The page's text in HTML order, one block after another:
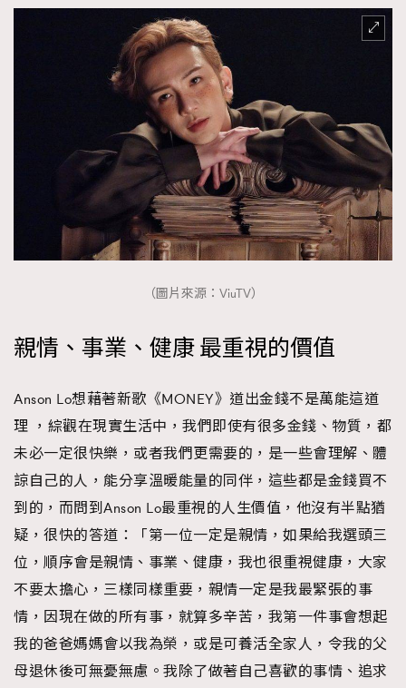
AFrenchMind
DressLikeAParisienne
FashionWeek
（圖片來源：ViuTV）
親情、事業、健康 最重視的價值
Anson Lo想藉著新歌《MONEY》道出金錢不是萬能這道
理 ，綜觀在現實生活中，我們即使有很多金錢、物質，都
未必一定很快樂，或者我們更需要的，是一些會理解、體
諒自己的人，能分享溫暖能量的同伴，這些都是金錢買不
到的，而問到Anson Lo最重視的人生價值，他沒有半點猶
疑，很快的答道：「第一位一定是親情，如果給我選頭三
位，順序會是親情、事業、健康，我也很重視健康，大家
不要太擔心，三樣同樣重要，親情一定是我最緊張的事
情，因現在做的所有事，就算多辛苦，我第一件事會想起
我的爸爸媽媽會以我為榮，或是可養活全家人，令我的父
母退休後可無憂無慮。我除了做著自己喜歡的事情、追求